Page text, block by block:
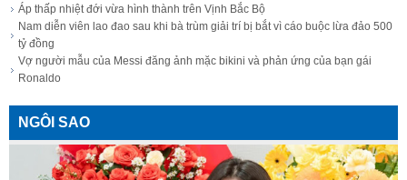
Áp thấp nhiệt đới vừa hình thành trên Vịnh Bắc Bộ
Nam diễn viên lao đao sau khi bà trùm giải trí bị bắt vì cáo buộc lừa đảo 500
tỷ đồng
Vợ người mẫu của Messi đăng ảnh mặc bikini và phản ứng của bạn gái
Ronaldo
NGÔI SAO